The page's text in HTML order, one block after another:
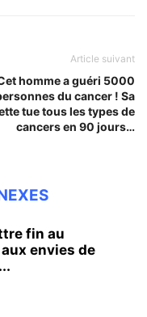
Article suivant
homme a guéri 5000
du cancer ! Sa
tue tous les types de
cancers en 90 jours…
fin au
envies de